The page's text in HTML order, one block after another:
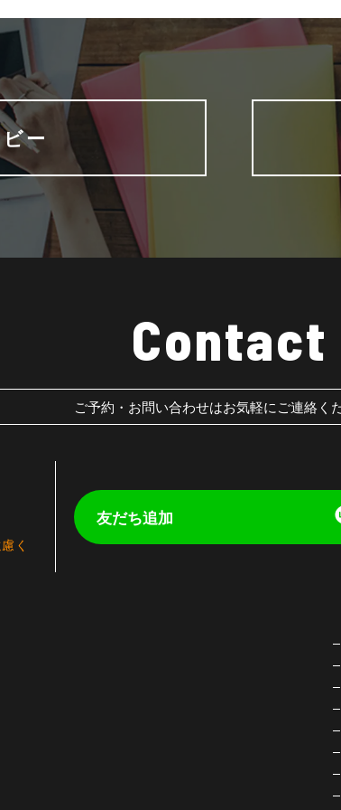
ー
Contact
ご予約・お問い合わせはお気軽にご連絡くだ
く
友だち追加